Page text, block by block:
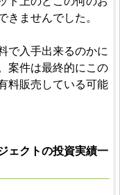
ませんでした。
で入手出来るのかに
案件は最終的にこの
料販売している可能
ェクトの投資実績一